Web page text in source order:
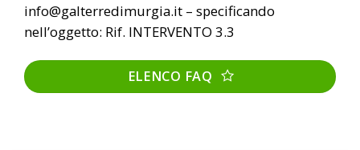
info@galterredimurgia.it – specificando
nell’oggetto: Rif. INTERVENTO 3.3
ELENCO FAQ